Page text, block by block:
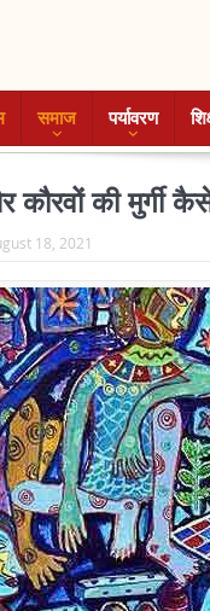
समाज पर्यावरण
कौरवों की मुर्गी
18, 2021